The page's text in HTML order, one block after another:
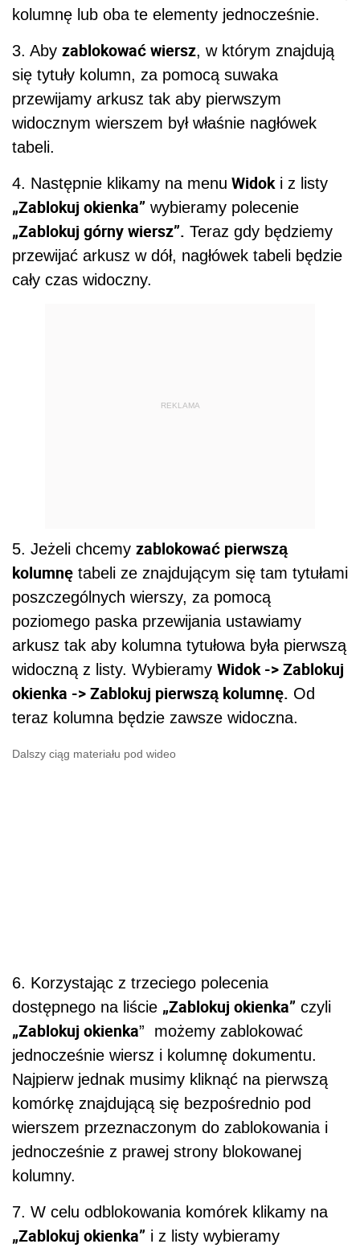
kolumnę lub oba te elementy jednocześnie.
3. Aby zablokować wiersz, w którym znajdują
się tytuły kolumn, za pomocą suwaka
przewijamy arkusz tak aby pierwszym
widocznym wierszem był właśnie nagłówek
tabeli.
4. Następnie klikamy na menu Widok i z listy
„Zablokuj okienka” wybieramy polecenie
„Zablokuj górny wiersz”. Teraz gdy będziemy
przewijać arkusz w dół, nagłówek tabeli będzie
cały czas widoczny.
REKLAMA
5. Jeżeli chcemy zablokować pierwszą
kolumnę tabeli ze znajdującym się tam tytułami
poszczególnych wierszy, za pomocą
poziomego paska przewijania ustawiamy
arkusz tak aby kolumna tytułowa była pierwszą
widoczną z listy. Wybieramy Widok -> Zablokuj
okienka -> Zablokuj pierwszą kolumnę. Od
teraz kolumna będzie zawsze widoczna.
Dalszy ciąg materiału pod wideo
6. Korzystając z trzeciego polecenia
dostępnego na liście „Zablokuj okienka” czyli
„Zablokuj okienka” możemy zablokować
jednocześnie wiersz i kolumnę dokumentu.
Najpierw jednak musimy kliknąć na pierwszą
komórkę znajdującą się bezpośrednio pod
wierszem przeznaczonym do zablokowania i
jednocześnie z prawej strony blokowanej
kolumny.
7. W celu odblokowania komórek klikamy na
„Zablokuj okienka” i z listy wybieramy